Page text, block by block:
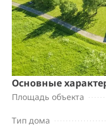
Основные
Площадь объекта
Тип дома